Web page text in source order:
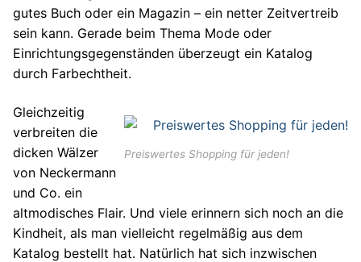
gutes Buch oder ein Magazin – ein netter Zeitvertreib
sein kann. Gerade beim Thema Mode oder
Einrichtungsgegenständen überzeugt ein Katalog
durch Farbechtheit.
Preiswertes Shopping für jeden!
Gleichzeitig
verbreiten die
dicken Wälzer
von Neckermann
und Co. ein
altmodisches Flair. Und viele erinnern sich noch an die
Kindheit, als man vielleicht regelmäßig aus dem
Katalog bestellt hat. Natürlich hat sich inzwischen